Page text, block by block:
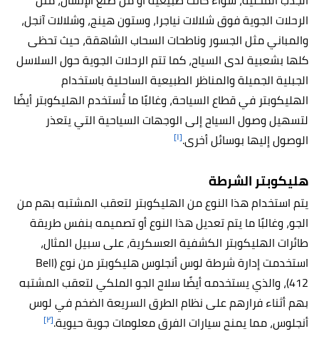
الرحلات الجوية فوق شلالات نياجرا، وستون هينج، وشلالات آنجل،
والمباني مثل الجسور وناطحات السحاب الشاهقة، حيث تحظى
كلها بشعبية لدى السياح، كما تتم الرحلات الجوية حول السلاسل
الجبلية الجميلة والمناظر الطبيعية الساحلية باستخدام
الهليكوبتر في قطاع السياحة، وغالبًا ما تُستخدم الهليكوبتر أيضًا
لتسهيل وصول السياح إلى الوجهات السياحية التي يتعذر
الوصول إليها بوسائل أخرى.[١]
هليكوبتر الشرطة
يتم استخدام هذا النوع من الهليكوبتر لتعقب المشتبه بهم من
الجو، وغالبًا ما يتم تعديل هذا النوع أو تصميمه بنفس طريقة
طائرات الهليكوبتر الكشفية العسكرية، على سبيل المثال،
استخدمت إدارة شرطة لوس أنجلوس هليكوبتر من نوع (Bell
412)، والذي يستخدمه أيضًا سلاح الجو الملكي لتعقب المشتبه
بهم أثناء فرارهم على نظام الطرق السريعة الضخم في لوس
أنجلوس، مما يمنح سيارات الفرق معلومات جوية حيوية.[٢]